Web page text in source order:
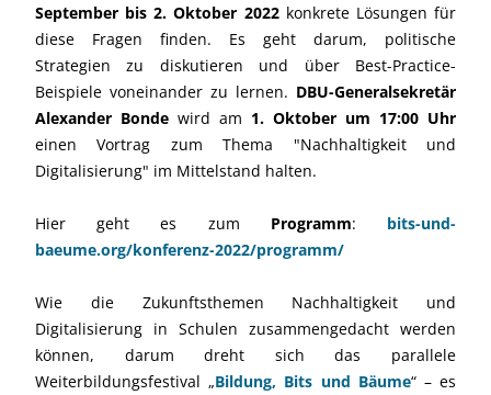
September bis 2. Oktober 2022konkrete Lösungen für
diese Fragen finden. Es geht darum, politische
Strategien zu diskutieren und über Best-Practice-
Beispiele voneinander zu lernen. DBU-Generalsekretär
Alexander Bonde wird am 1. Oktober um 17:00 Uhr
einen Vortrag zum Thema "Nachhaltigkeit und
Digitalisierung" im Mittelstand halten.
Hier geht es zum Programm: bits-und-
baeume.org/konferenz-2022/programm/
Wie die Zukunftsthemen Nachhaltigkeit und
Digitalisierung in Schulen zusammengedacht werden
können, darum dreht sich das parallele
Weiterbildungsfestival „Bildung, Bits und Bäume“ – es